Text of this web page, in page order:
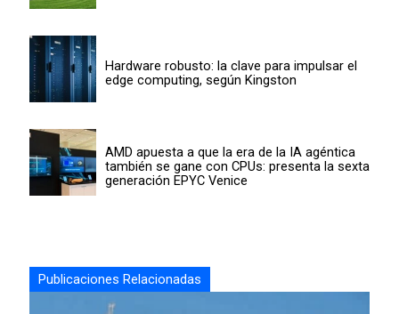
Hardware robusto: la clave para impulsar el
edge computing, según Kingston
AMD apuesta a que la era de la IA agéntica
también se gane con CPUs: presenta la sexta
generación EPYC Venice
Publicaciones Relacionadas